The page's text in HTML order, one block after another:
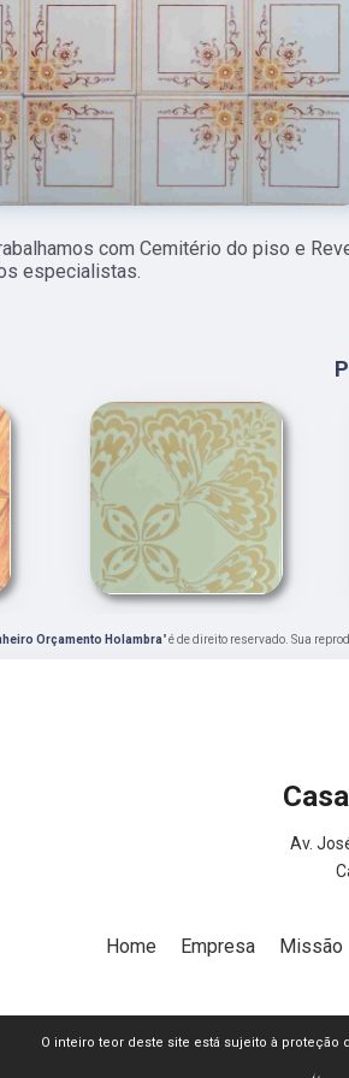
com Cemitério do piso e
especialistas.
Orçamento Holambra" é de direito reservado. Sua
Av.
Home Empresa Missão
O inteiro teor deste site está sujeito à proteção